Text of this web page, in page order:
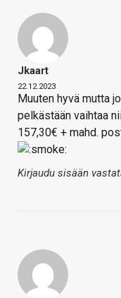
Jkaart
22.12.2023
Muuten hyvä mutta
pelkästään vaihtaa
157,30€ + mahd.
Kirjaudu sisään